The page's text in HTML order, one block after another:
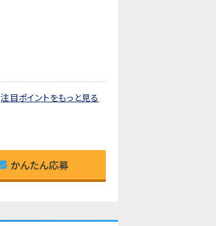
注目ポイントをもっと見る
かんたん応募